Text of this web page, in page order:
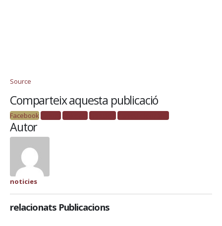
Source
Comparteix aquesta publicació
FacebookTwitterLinkedInGoogle +Correu electrònic
Autor
noticies
relacionats Publicacions